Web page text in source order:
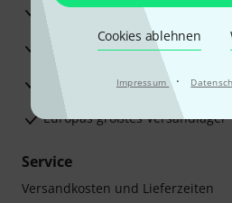
Cookies ablehnen
Impressum ·
Reparaturservice
Beratung durch Fachexperten
Zufriedenheitsgarantie
Europas größtes Versandlager
Service
Versandkosten und Lieferzeiten